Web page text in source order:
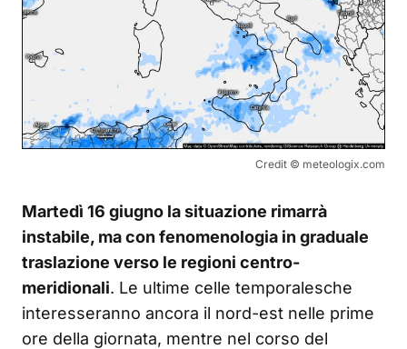
Credit © meteologix.com
Martedì 16 giugno la situazione rimarrà
instabile, ma con fenomenologia in graduale
traslazione verso le regioni centro-
meridionali. Le ultime celle temporalesche
interesseranno ancora il nord-est nelle prime
ore della giornata, mentre nel corso del